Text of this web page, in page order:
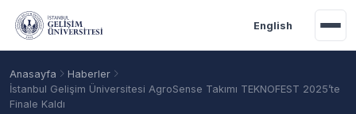
Ana içeriğe geç
English
Anasayfa
Haberler
İstanbul Gelişim Üniversitesi AgroSense Takımı TEKNOFEST 2025’te
Finale Kaldı